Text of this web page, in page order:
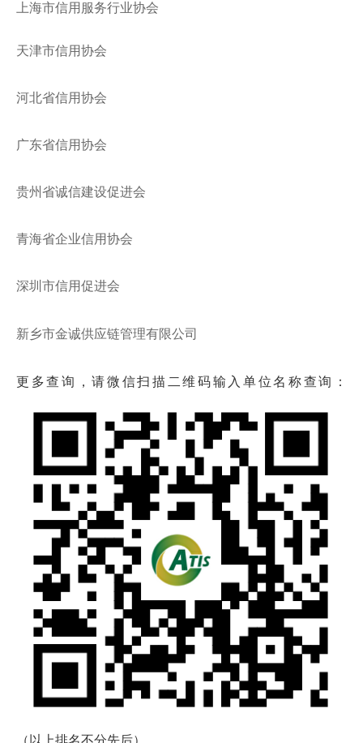
上海市信用服务行业协会
天津市信用协会
河北省信用协会
广东省信用协会
贵州省诚信建设促进会
青海省企业信用协会
深圳市信用促进会
新乡市金诚供应链管理有限公司
更多查询，请微信扫描二维码输入单位名称查询：